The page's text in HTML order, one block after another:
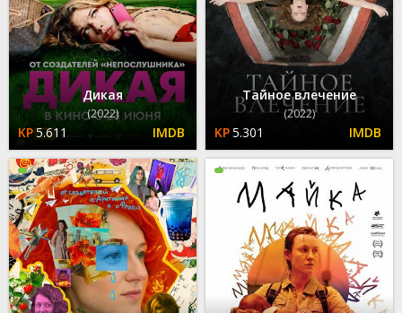
Дикая
(2022)
5.611
Тайное влечение
(2022)
5.301